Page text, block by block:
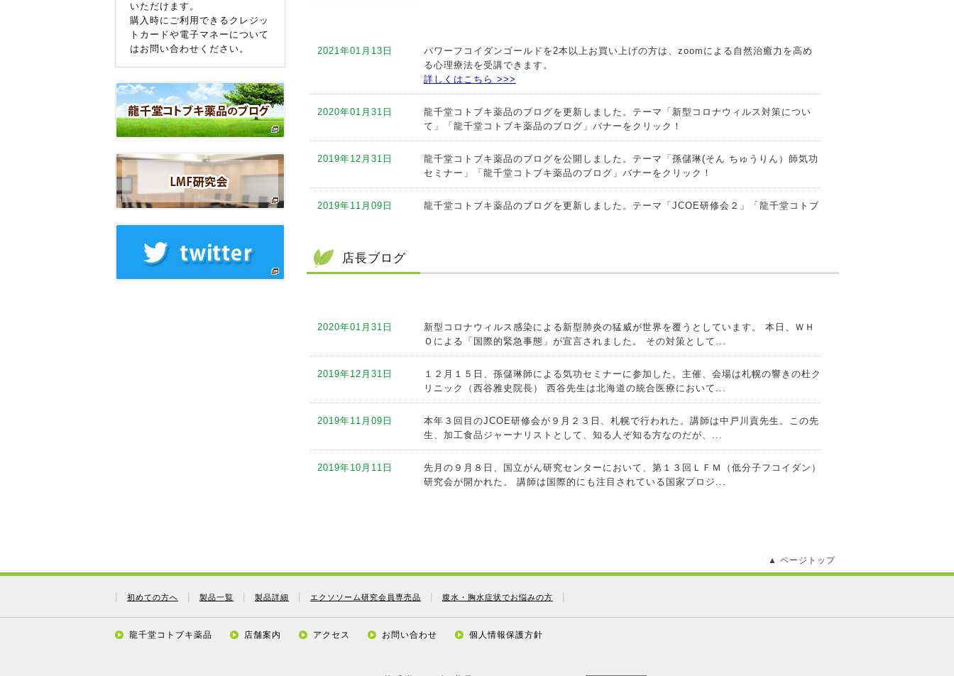
2021年01月13日
パワーフコイダンゴールドを2本以上お買い上げの方は、zoomによる自然治癒力を高め
る心理療法を受講できます。
詳しくはこちら >>>
2020年01月31日
龍千堂コトブキ薬品のブログを更新しました。テーマ「新型コロナウィルス対策につい
て 」 「龍千堂コトブキ薬品のブログ」バナーをクリック！
2019年12月31日 龍千堂コトブキ薬品のブログを公開しました。テーマ「 孫儲琳(そん ちゅうりん）師気功
セミナー」
「龍千堂コトブキ薬品のブログ」バナーをクリック！
2019年11月09日
龍千堂コトブキ薬品のブログを更新しました。テーマ「JCOE研修会２」「龍千堂コトブ
2019年10月11日
龍千堂コトブキ薬品のブログを公開しました。テーマ「がん治療の真実8」「龍千堂コト
龍千堂コトブキ薬品のブログを公開しました。テーマ「がん治療の真実７」「龍千堂コト
龍千堂コトブキ薬品のブログを公開しました。テーマ「がん治療の真実６」「龍千堂コト
龍千堂コトブキ薬品のブログを公開しました。テーマ「がん治療の真実５」「龍千堂コト
薬品のブログ」バナーをクリック！
トブキ薬品のブログ」バナーをクリック！
店長ブログ
2020年01月31日
新型コロナウィルス感染による新型肺炎の猛威が世界を覆うとしています。 本日、ＷＨ
Ｏによる「国際的緊急事態」が宣言されました。 その対策として...
2019年12月31日
１２月１５日、孫儲琳師による気功セミナーに参加した。主催、会場は札幌の響きの杜ク
リニック（西谷雅史院長） 西谷先生は北海道の統合医療において...
2019年11月09日
本年３回目のJCOE研修会が９月２３日、札幌で行われた。講師は中戸川貢先生。この先
生、加工食品ジャーナリストとして、知る人ぞ知る方なのだが、...
2019年10月11日
先月の９月８日、国立がん研究センターにおいて、第１３回ＬＦＭ（低分子フコイダン）
研究会が開かれた。 講師は国際的にも注目されている国家プロジ...
〇十二指腸がん（原発）⇒胆管を塞ぐと危険。イレウスができやすくなる。 〇大腸から
の転移がんの場合、大腸の細胞からできている。⇒細胞診をすれば...
いただけます。
購入時にご利用できるクレジッ
トカードや電子マネーについて
はお問い合わせください。
ページトップ
初めての方へ 製品一覧 製品詳細 エクソソーム研究会員専売品 腹水・胸水症状でお悩みの方
龍千堂コトブキ薬品 店舗案内 アクセス お問い合わせ 個人情報保護方針